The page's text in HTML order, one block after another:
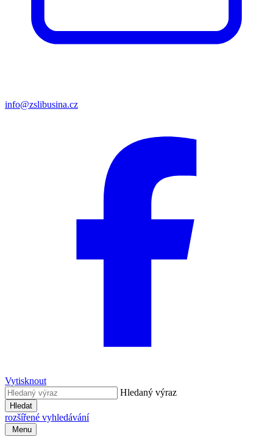
info@zslibusina.cz
Vytisknout
Hledaný výraz
Hledat
rozšířené vyhledávání
Menu